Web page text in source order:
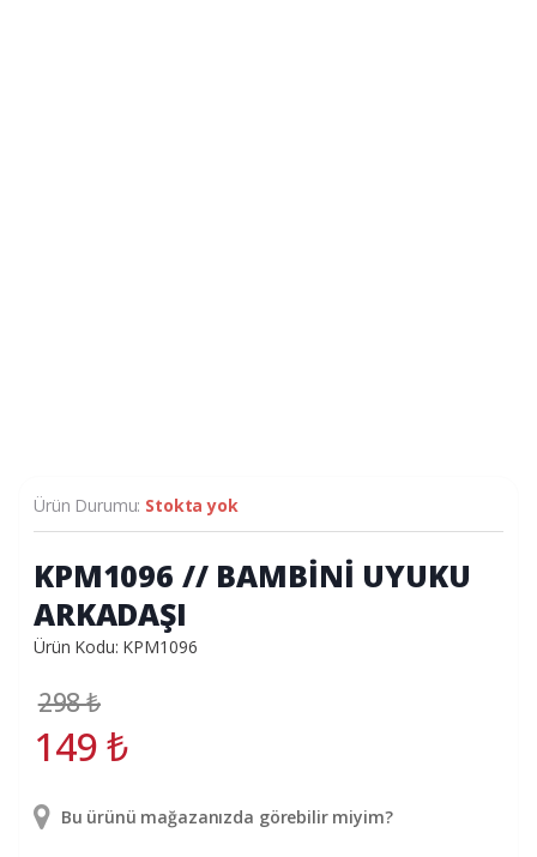
Ürün Durumu: Stokta yok
KPM1096 // BAMBİNİ UYUKU
ARKADAŞI
Ürün Kodu: KPM1096
298₺
149₺
Bu ürünü mağazanızda görebilir miyim?